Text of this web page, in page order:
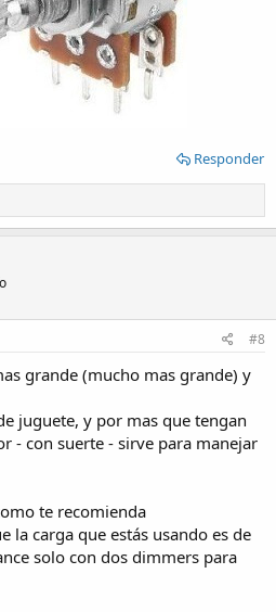
Responder
#8
grande (mucho mas grande) y
juguete, y por mas que tengan
- con suerte - sirve para manejar
te recomienda
la carga que estás usando es de
solo con dos dimmers para